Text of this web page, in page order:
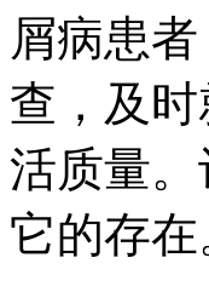
屑病患
查，及
活质量
它的存在